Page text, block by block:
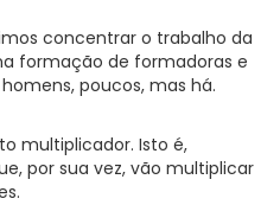
concentrar o trabalho da
formação de formadoras e
poucos, mas há.
multiplicador. Isto é,
por sua vez, vão multiplicar